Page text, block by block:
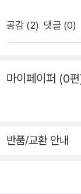
편적 복지를 요구
“근대성이 저지른
가한다. 결국 노동
의 서막을 열었다. 끝나지 않는 노동, 부실한 휴식, 부업과 자기계
3의 시간 체제’라
고용안정성 보장
대에 비해 훨씬
다. 또한 신자유
보니 잠을 많이 자
외에 꿈을 이루기
이 불평등하다니!
니다. 책에서는 노동과 일을 구분하여 이야기한다고 생각합니
제가 이해한 선에
노동은 살아가기
경제적 구조를 벗
것입니다. 제가
유지이고, 일의
공감 (2) 댓글 (0)
마이페이퍼 (0
반품/교환 안내